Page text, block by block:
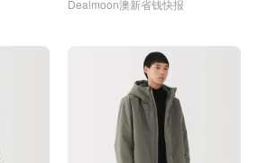
Dealmoon澳新省钱快报